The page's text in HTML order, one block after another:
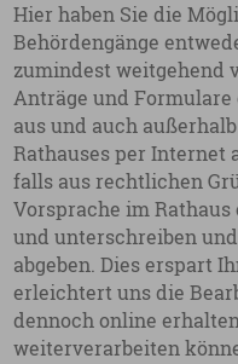
Hier haben Sie die
Behördengänge
zumindest weitgehend
Anträge und Formulare
aus und auch
Rathauses per Internet
falls aus rechtlichen
Vorsprache im
und unterschreiben
abgeben. Dies erspart
erleichtert uns die
dennoch online
weiterverarbeiten